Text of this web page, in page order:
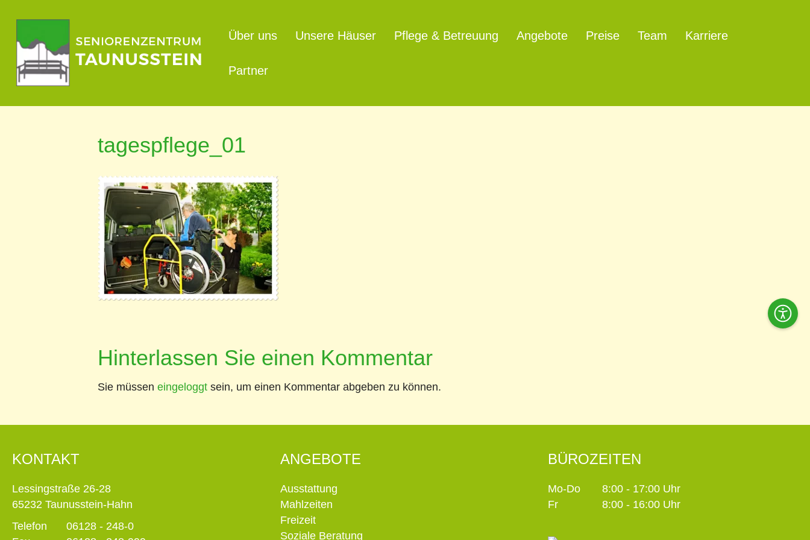
Über uns Unsere Häuser Pflege & Betreuung Angebote Preise Team Karriere
Partner
tagespflege_01
Hinterlassen Sie einen Kommentar
Sie müssen eingeloggt sein, um einen Kommentar abgeben zu können.
KONTAKT
Lessingstraße 26-28
65232 Taunusstein-Hahn
Telefon
06128 - 248-0
ANGEBOTE
Ausstattung
Mahlzeiten
Freizeit
Soziale Beratung
BÜROZEITEN
Mo-Do
8:00 - 17:00 Uhr
Fr
8:00 - 16:00 Uhr